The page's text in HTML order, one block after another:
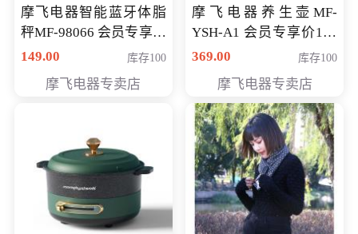
摩飞电器智能蓝牙体脂
秤MF-98066 会员专享价
98元
149.00 库存100
摩飞电器专卖店
摩飞电器养生壶MF-
YSH-A1 会员专享价198
元
369.00 库存100
摩飞电器专卖店